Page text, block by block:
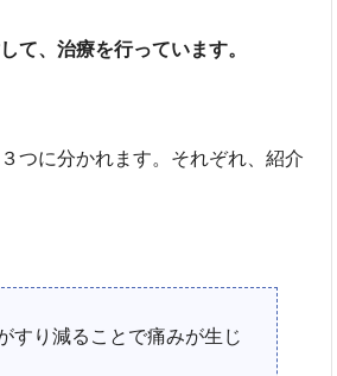
て、治療を行っています。
つに分かれます。それぞれ、紹介
すり減ることで痛みが生じ